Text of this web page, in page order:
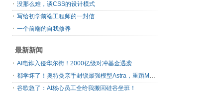
没那么难，谈CSS的设计模式
写给初学前端工程师的一封信
一个前端的自我修养
最新新闻
AI电诈入侵华尔街！2000亿级对冲基金遇袭
都学坏了！奥特曼亲手封锁最强模型Astra，重蹈Mythos覆辙
谷歌急了：AI核心员工全给我搬回硅谷坐班！